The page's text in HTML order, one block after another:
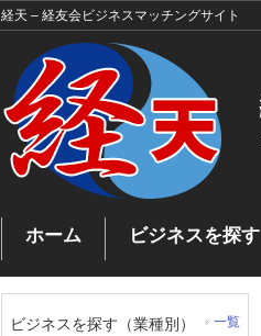
経天 – 経友会ビジネスマッチングサイト
お問い合わせ ビジネスを探す
ホーム ビジネスを探す
ビジネスを探す（業種別） 一覧